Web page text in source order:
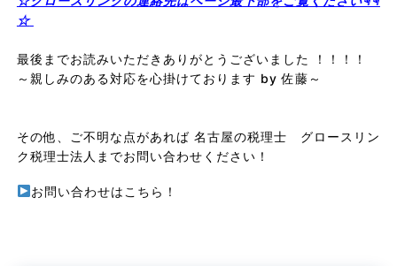
☆
最後までお読みいただきありがとうございました ！！！！
～親しみのある対応を心掛けております by 佐藤～
その他、ご不明な点があれば 名古屋の税理士 グロースリン
ク税理士法人までお問い合わせください！
お問い合わせはこちら！